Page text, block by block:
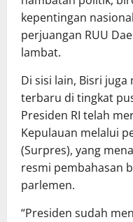
kepentingan
perjuangan RUU
lambat.
Di sisi lain, Bisri
terbaru di tingkat
Presiden RI telah
Kepulauan melalui
(Surpres), yang
resmi pembahasan
parlemen.
“Presiden sudah